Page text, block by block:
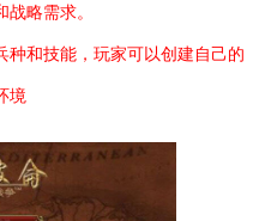
略需求。
种和技能，玩家可以创建自己的
境